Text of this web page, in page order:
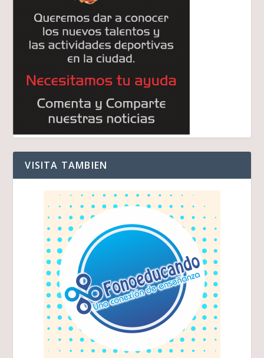
VISITA TAMBIEN